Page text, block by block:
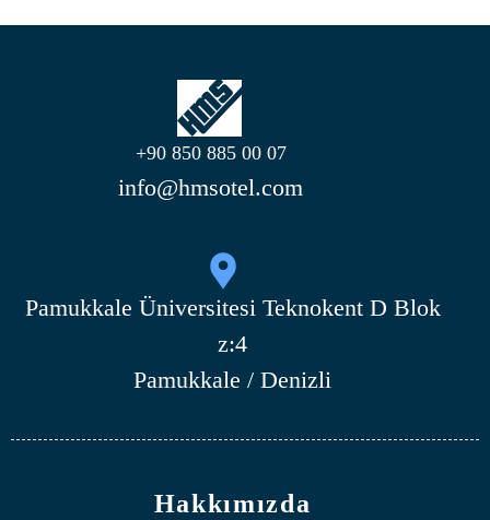
+90 850 885 00 07
info@hmsotel.com
Pamukkale Üniversitesi Teknokent D Blok
z:4
Pamukkale / Denizli
Hakkımızda